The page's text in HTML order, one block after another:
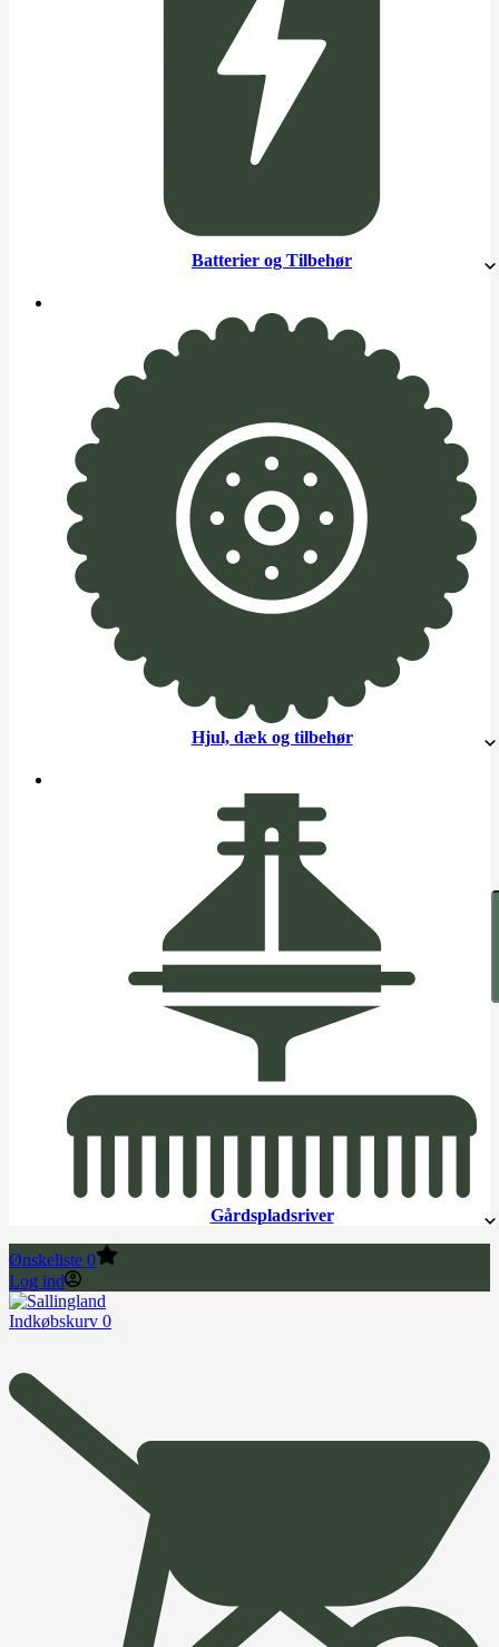
Batterier og Tilbehør
Hjul, dæk og tilbehør
Gårdspladsriver
Ønskeliste 0
Log ind
Indkøbskurv 0